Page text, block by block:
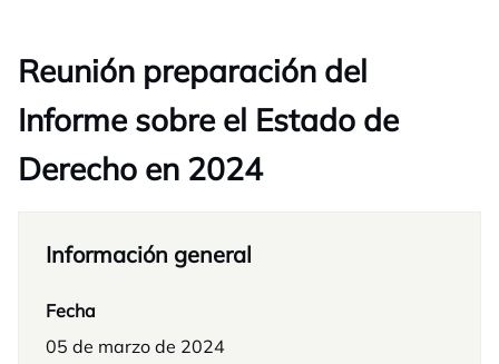
Reunión preparación del
Informe sobre el Estado de
Derecho en 2024
Información general
Fecha
05 de marzo de 2024